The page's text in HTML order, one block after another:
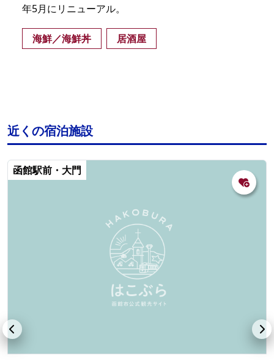
年5月にリニューアル。
海鮮／海鮮丼 居酒屋
近くの宿泊施設
函館駅前・大門